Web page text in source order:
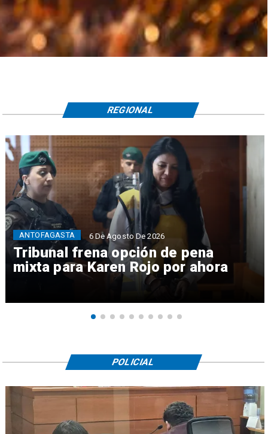
Tribunal frena opción de pena
mixta para Karen Rojo por ahora
ANTOFAGASTA 6 De Agosto De 2026
REGIONAL
POLICIAL